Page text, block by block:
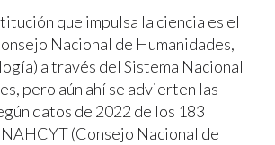
que impulsa la ciencia es el
Nacional de Humanidades,
a través del Sistema Nacional
pero aún ahí se advierten las
datos de 2022 de los 183
(Consejo Nacional de